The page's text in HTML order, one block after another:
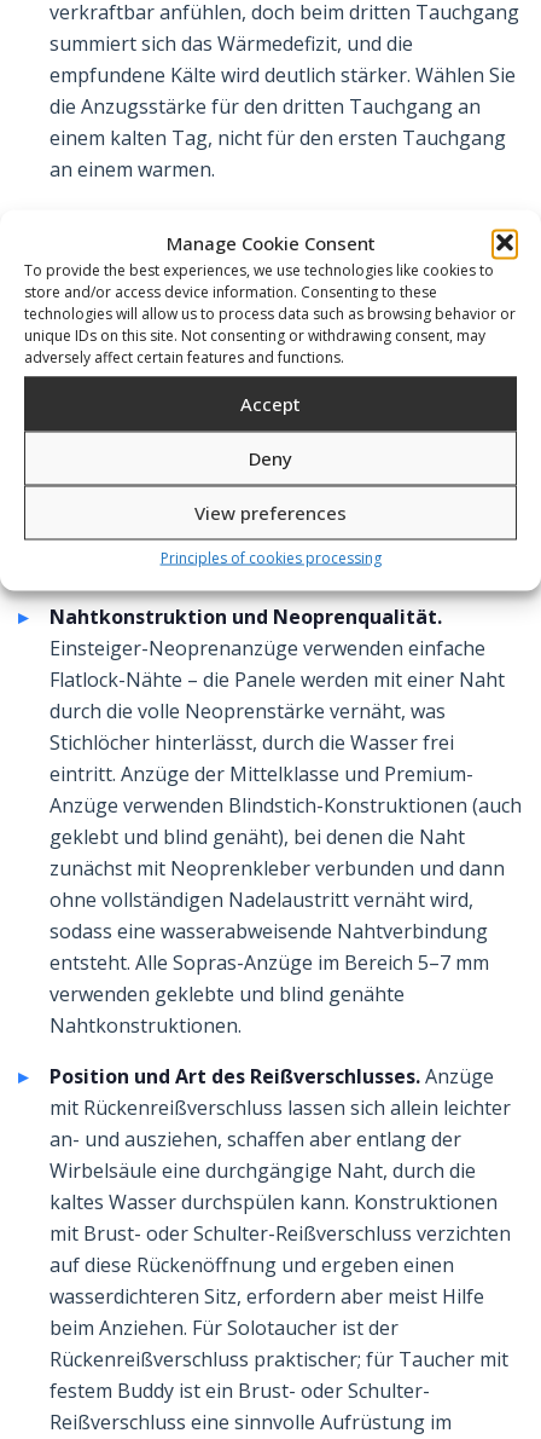
Manage Cookie Consent
To provide the best experiences, we use technologies like cookies to
store and/or access device information. Consenting to these
technologies will allow us to process data such as browsing behavior or
unique IDs on this site. Not consenting or withdrawing consent, may
adversely affect certain features and functions.
Accept
Deny
View preferences
Principles of cookies processing
verkraftbar anfühlen, doch beim dritten Tauchgang
summiert sich das Wärmedefizit, und die
empfundene Kälte wird deutlich stärker. Wählen Sie
die Anzugsstärke für den dritten Tauchgang an
einem kalten Tag, nicht für den ersten Tauchgang
an einem warmen.
und Halsabschluss.Die drei wichtigsten
Eintrittsstellen für Wasser sind die Handabschlüsse,
die Fußabschlüsse und der Halsausschnitt.
Probieren Sie den Anzug vor dem Kauf vollständig
an – die Ärmelenden müssen am Innenhandgelenk
auch bei nach vorne gestrecktem Arm (wie beim
Beinschlag) ohne Lücke anliegen, die
Fußabschlüsse dürfen beim Anwinkeln des Knies
keinen Spalt bilden, und der Halsausschnitt muss
am Schlüsselbeinbereich abdichten, ohne einen
offenen Kanal zwischen Anzug und Haut zu lassen.
Nahtkonstruktion und Neoprenqualität.
Einsteiger-Neoprenanzüge verwenden einfache
Flatlock-Nähte – die Panele werden mit einer Naht
durch die volle Neoprenstärke vernäht, was
Stichlöcher hinterlässt, durch die Wasser frei
eintritt. Anzüge der Mittelklasse und Premium-
Anzüge verwenden Blindstich-Konstruktionen (auch
geklebt und blind genäht), bei denen die Naht
zunächst mit Neoprenkleber verbunden und dann
ohne vollständigen Nadelaustritt vernäht wird,
sodass eine wasserabweisende Nahtverbindung
entsteht. Alle Sopras-Anzüge im Bereich 5–7 mm
verwenden geklebte und blind genähte
Nahtkonstruktionen.
Position und Art des Reißverschlusses.Anzüge
mit Rückenreißverschluss lassen sich allein leichter
an- und ausziehen, schaffen aber entlang der
Wirbelsäule eine durchgängige Naht, durch die
kaltes Wasser durchspülen kann. Konstruktionen
mit Brust- oder Schulter-Reißverschluss verzichten
auf diese Rückenöffnung und ergeben einen
wasserdichteren Sitz, erfordern aber meist Hilfe
beim Anziehen. Für Solotaucher ist der
Rückenreißverschluss praktischer; für Taucher mit
festem Buddy ist ein Brust- oder Schulter-
Reißverschluss eine sinnvolle Aufrüstung im